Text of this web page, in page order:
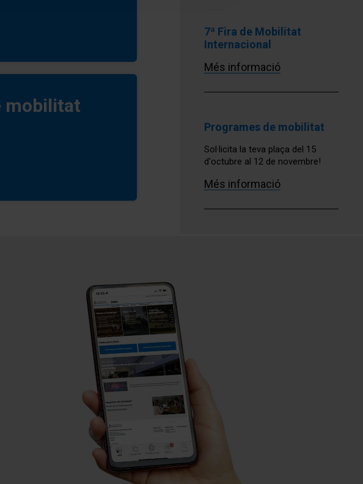
mobilitat
7ª Fira de Mobilitat
Internacional
Més informació
Programes de mobilitat
Sol·licita la teva plaça del 15
d'octubre al 12 de novembre!
Més informació